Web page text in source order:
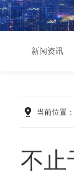
新闻资讯
当前位置：
不止